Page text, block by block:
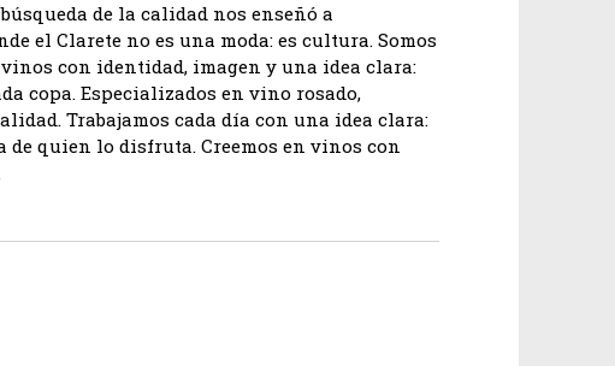
de la calidad nos enseñó a
el Clarete no es una moda: es cultura. Somos
con identidad, imagen y una idea clara:
copa. Especializados en vino rosado,
Trabajamos cada día con una idea clara:
quien lo disfruta. Creemos en vinos con